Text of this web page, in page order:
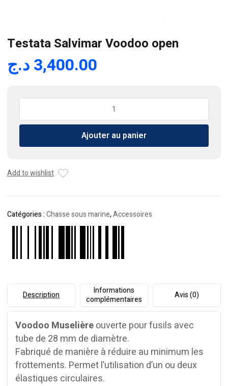
Testata Salvimar Voodoo open
3,400.00د.ج
Testata
Voodoo
Ajouter au panier
Add to wishlist
Catégories :Chasse sous marine,Accessoires
Description
Informations
complémentaires
Avis (0)
Voodoo Muselièreouverte pour fusils avec
tube de 28 mm de diamètre.
Fabriqué de manière à réduire au minimum les
frottements. Permet l’utilisation d’un ou deux
élastiques circulaires.